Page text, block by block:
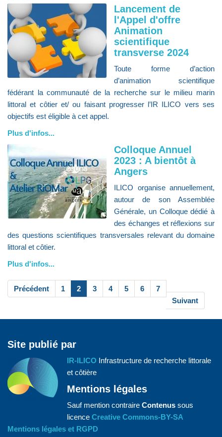
Lancement de
l'Appel d'offre
Animation
scientifique
transverse 2024
Toute forme d’action
d’animation scientifique
fédérant la communauté de la recherche sur le milieu marin
littoral et côtier et/ ou faisant progresser l’IR ILICO vers ses
objectifs est éligible à cet appel.
Plus d'infos...
Colloque Annuel
2023 : A bientôt à
Angers
ILICO organise annuellement,
autour de son Assemblée
Générale, un Colloque dédié à
des échanges et réflexions sur
des questions scientifiques transversales relevant du domaine
littoral et côtier.
Plus d'infos...
Précédent 1 2 3 4 5 6
7
Suivant
Site publié par
IR-ILICO Infrastructure de recherche littorale
et côtière
Mentions légales
Sauf mention contraire Contenus sous
licence Creative Commons-BY-SA
Mentions légales et RGPD